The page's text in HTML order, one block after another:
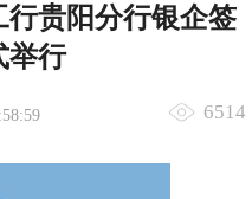
贵阳分行银企签
举行
6514